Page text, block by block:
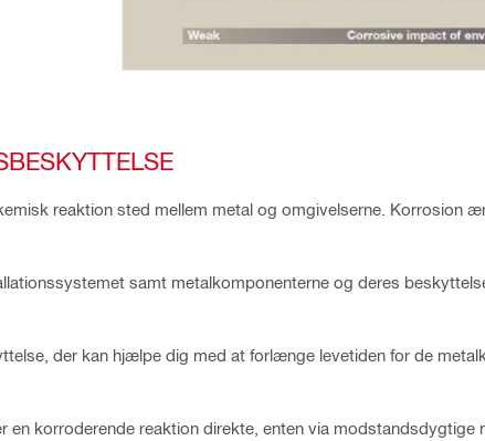
reaktion sted mellem metal og omgivelserne. Korrosion
samt metalkomponenterne og deres
der kan hjælpe dig med at forlænge levetiden for de
korroderende reaktion direkte, enten via modstandsdygtige